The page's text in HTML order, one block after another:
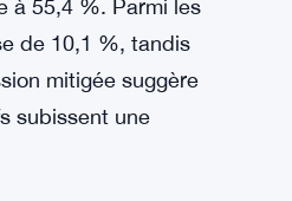
à 55,4 %. Parmi les
de 10,1 %, tandis
mitigée suggère
subissent une